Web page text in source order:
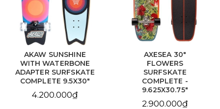
AKAW SUNSHINE
WITH WATERBONE
ADAPTER SURFSKATE
COMPLETE 9.5X30"
4.200.000₫
AXESEA 30"
FLOWERS
SURFSKATE
COMPLETE -
9.625X30.75"
2.900.000₫